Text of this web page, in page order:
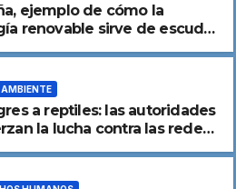
ejemplo de cómo la
renovable sirve de escudo
a reptiles: las autoridades
la lucha contra las redes